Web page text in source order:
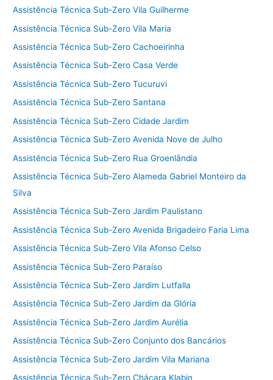
Assistência Técnica Sub-Zero Vila Guilherme
Assistência Técnica Sub-Zero Vila Maria
Assistência Técnica Sub-Zero Cachoeirinha
Assistência Técnica Sub-Zero Casa Verde
Assistência Técnica Sub-Zero Tucuruvi
Assistência Técnica Sub-Zero Santana
Assistência Técnica Sub-Zero Cidade Jardim
Assistência Técnica Sub-Zero Avenida Nove de Julho
Assistência Técnica Sub-Zero Rua Groenlândia
Assistência Técnica Sub-Zero Alameda Gabriel Monteiro da
Silva
Assistência Técnica Sub-Zero Jardim Paulistano
Assistência Técnica Sub-Zero Avenida Brigadeiro Faria Lima
Assistência Técnica Sub-Zero Vila Afonso Celso
Assistência Técnica Sub-Zero Paraíso
Assistência Técnica Sub-Zero Jardim Lutfalla
Assistência Técnica Sub-Zero Jardim da Glória
Assistência Técnica Sub-Zero Jardim Aurélia
Assistência Técnica Sub-Zero Conjunto dos Bancários
Assistência Técnica Sub-Zero Jardim Vila Mariana
Assistência Técnica Sub-Zero Chácara Klabin